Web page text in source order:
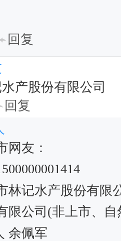
回复
产股份有限公司
回复
网友：
林记水产股份有限
限公司(非上市、
余佩军